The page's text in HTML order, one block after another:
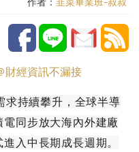
財經資訊不漏接
求持續攀升，全球半導
同步放大海內外建廠
入中長期成長週期。